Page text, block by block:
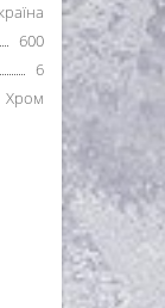
600
6
Хром